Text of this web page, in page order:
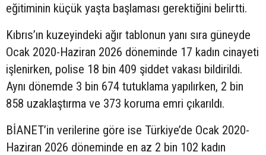
eğitiminin küçük yaşta başlaması gerektiğini belirtti.
Kıbrıs’ın kuzeyindeki ağır tablonun yanı sıra güneyde
Ocak 2020-Haziran 2026 döneminde 17 kadın cinayeti
işlenirken, polise 18 bin 409 şiddet vakası bildirildi.
Aynı dönemde 3 bin 674 tutuklama yapılırken, 2 bin
858 uzaklaştırma ve 373 koruma emri çıkarıldı.
BİANET’in verilerine göre ise Türkiye’de Ocak 2020-
Haziran 2026 döneminde en az 2 bin 102 kadın